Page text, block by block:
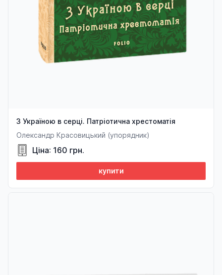
З Україною в серці. Патріотична хрестоматія
Олександр Красовицький (упорядник)
Ціна: 160 грн.
купити